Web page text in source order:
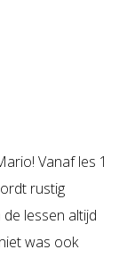
Vanaf les 1
rustig
lessen altijd
was ook